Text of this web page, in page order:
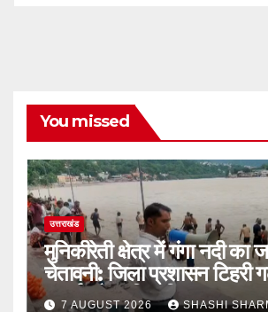
You missed
उत्तराखंड
मुनिकीरेती क्षेत्र में गंगा नदी का
चेतावनी: जिला प्रशासन टिहरी
अलर्ट और सूचित किया
7 AUGUST 2026 SHASHI